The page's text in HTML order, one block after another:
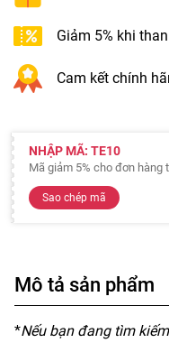
Giảm 5% khi
Cam kết chính
NHẬP MÃ: TE10
Mã giảm 5% cho đơn hàng
Sao chép mã
Mô tả sản phẩm
*Nếu bạn đang tìm